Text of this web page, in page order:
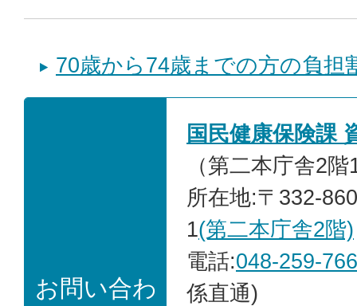
70歳から74歳までの方の負担
お問い合わ
国民健康保険課
（第二本庁舎2
所在地:〒332-
1(第二本庁舎2階)
電話:048-259-
係直通)